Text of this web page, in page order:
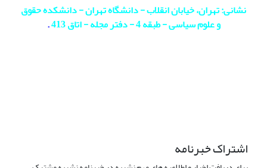
نشانی: تهران، خیابان انقلاب - دانشگاه تهران - دانشکده حقوق
و علوم سیاسی - طبقه 4 - دفتر مجله - اتاق 413
.
اشتراک خبرنامه